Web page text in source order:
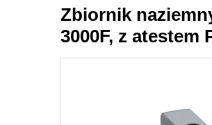
Zbiornik
3000F, z atestem